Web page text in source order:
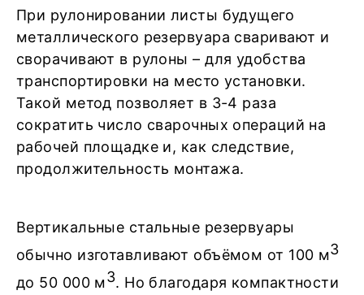
При рулонировании листы будущего
металлического резервуара сваривают и
сворачивают в рулоны – для удобства
транспортировки на место установки.
Такой метод позволяет в 3-4 раза
сократить число сварочных операций на
рабочей площадке и, как следствие,
продолжительность монтажа.
Вертикальные стальные резервуары
обычно изготавливают объёмом от 100 м3
до 50 000 м3. Но благодаря компактности